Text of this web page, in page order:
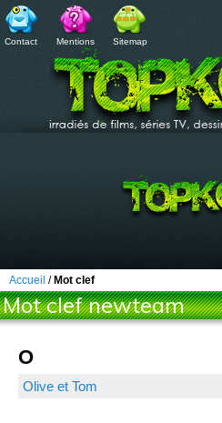
Contact Mentions Sitemap
Accueil / Mot clef
Mot clef newteam
O
Olive et Tom